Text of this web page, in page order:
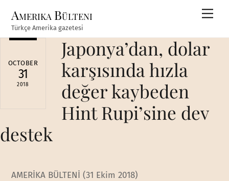
content
Amerika Bülteni
Türkçe Amerika gazetesi
OCTOBER
31
2018
Japonya’dan, dolar
karşısında hızla
değer kaybeden
Hint Rupi’sine dev
destek
AMERİKA BÜLTENİ (31 Ekim 2018)